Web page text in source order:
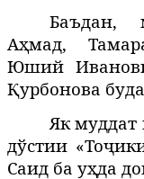
Баъдан,
Аҳмад,
Юший
Қурбонова
Як
дўстии
Саид ба уҳда